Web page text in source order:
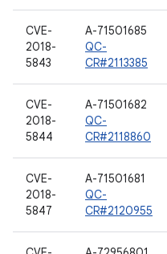
CVE-
2018-
5843
A-71501685
QC-
CR#2113385
CVE-
2018-
5844
A-71501682
QC-
CR#2118860
CVE-
2018-
5847
A-71501681
QC-
CR#2120955